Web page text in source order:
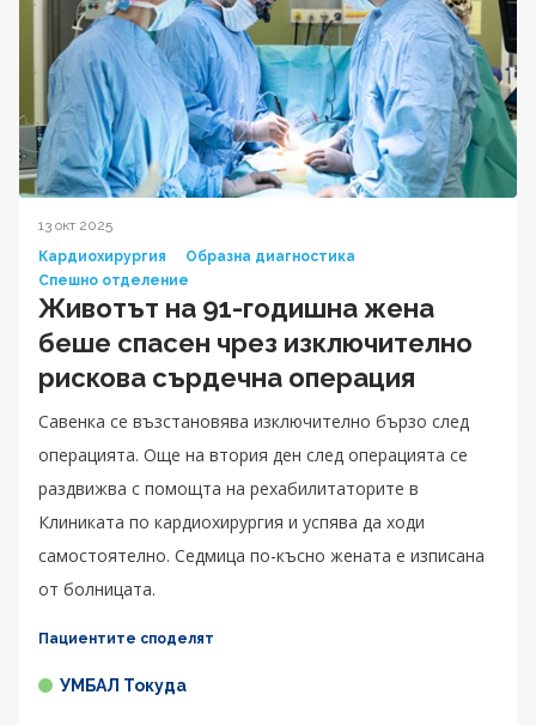
13 окт 2025
Кардиохирургия
Образна диагностика
Спешно отделение
Животът на 91-годишна жена
беше спасен чрез изключително
рискова сърдечна операция
Савенка се възстановява изключително бързо след
операцията. Още на втория ден след операцията се
раздвижва с помощта на рехабилитаторите в
Клиниката по кардиохирургия и успява да ходи
самостоятелно. Седмица по-късно жената е изписана
от болницата.
Пациентите споделят
УМБАЛ Токуда